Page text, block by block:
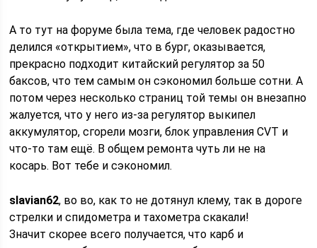
А то тут на форуме была тема, где человек радостно
делился «открытием», что в бург, оказывается,
прекрасно подходит китайский регулятор за 50
баксов, что тем самым он сэкономил больше сотни. А
потом через несколько страниц той темы он внезапно
жалуется, что у него из-за регулятор выкипел
аккумулятор, сгорели мозги, блок управления CVT и
что-то там ещё. В общем ремонта чуть ли не на
косарь. Вот тебе и сэкономил.
slavian62, во во, как то не дотянул клему, так в дороге
стрелки и спидометра и тахометра скакали!
Значит скорее всего получается, что карб и